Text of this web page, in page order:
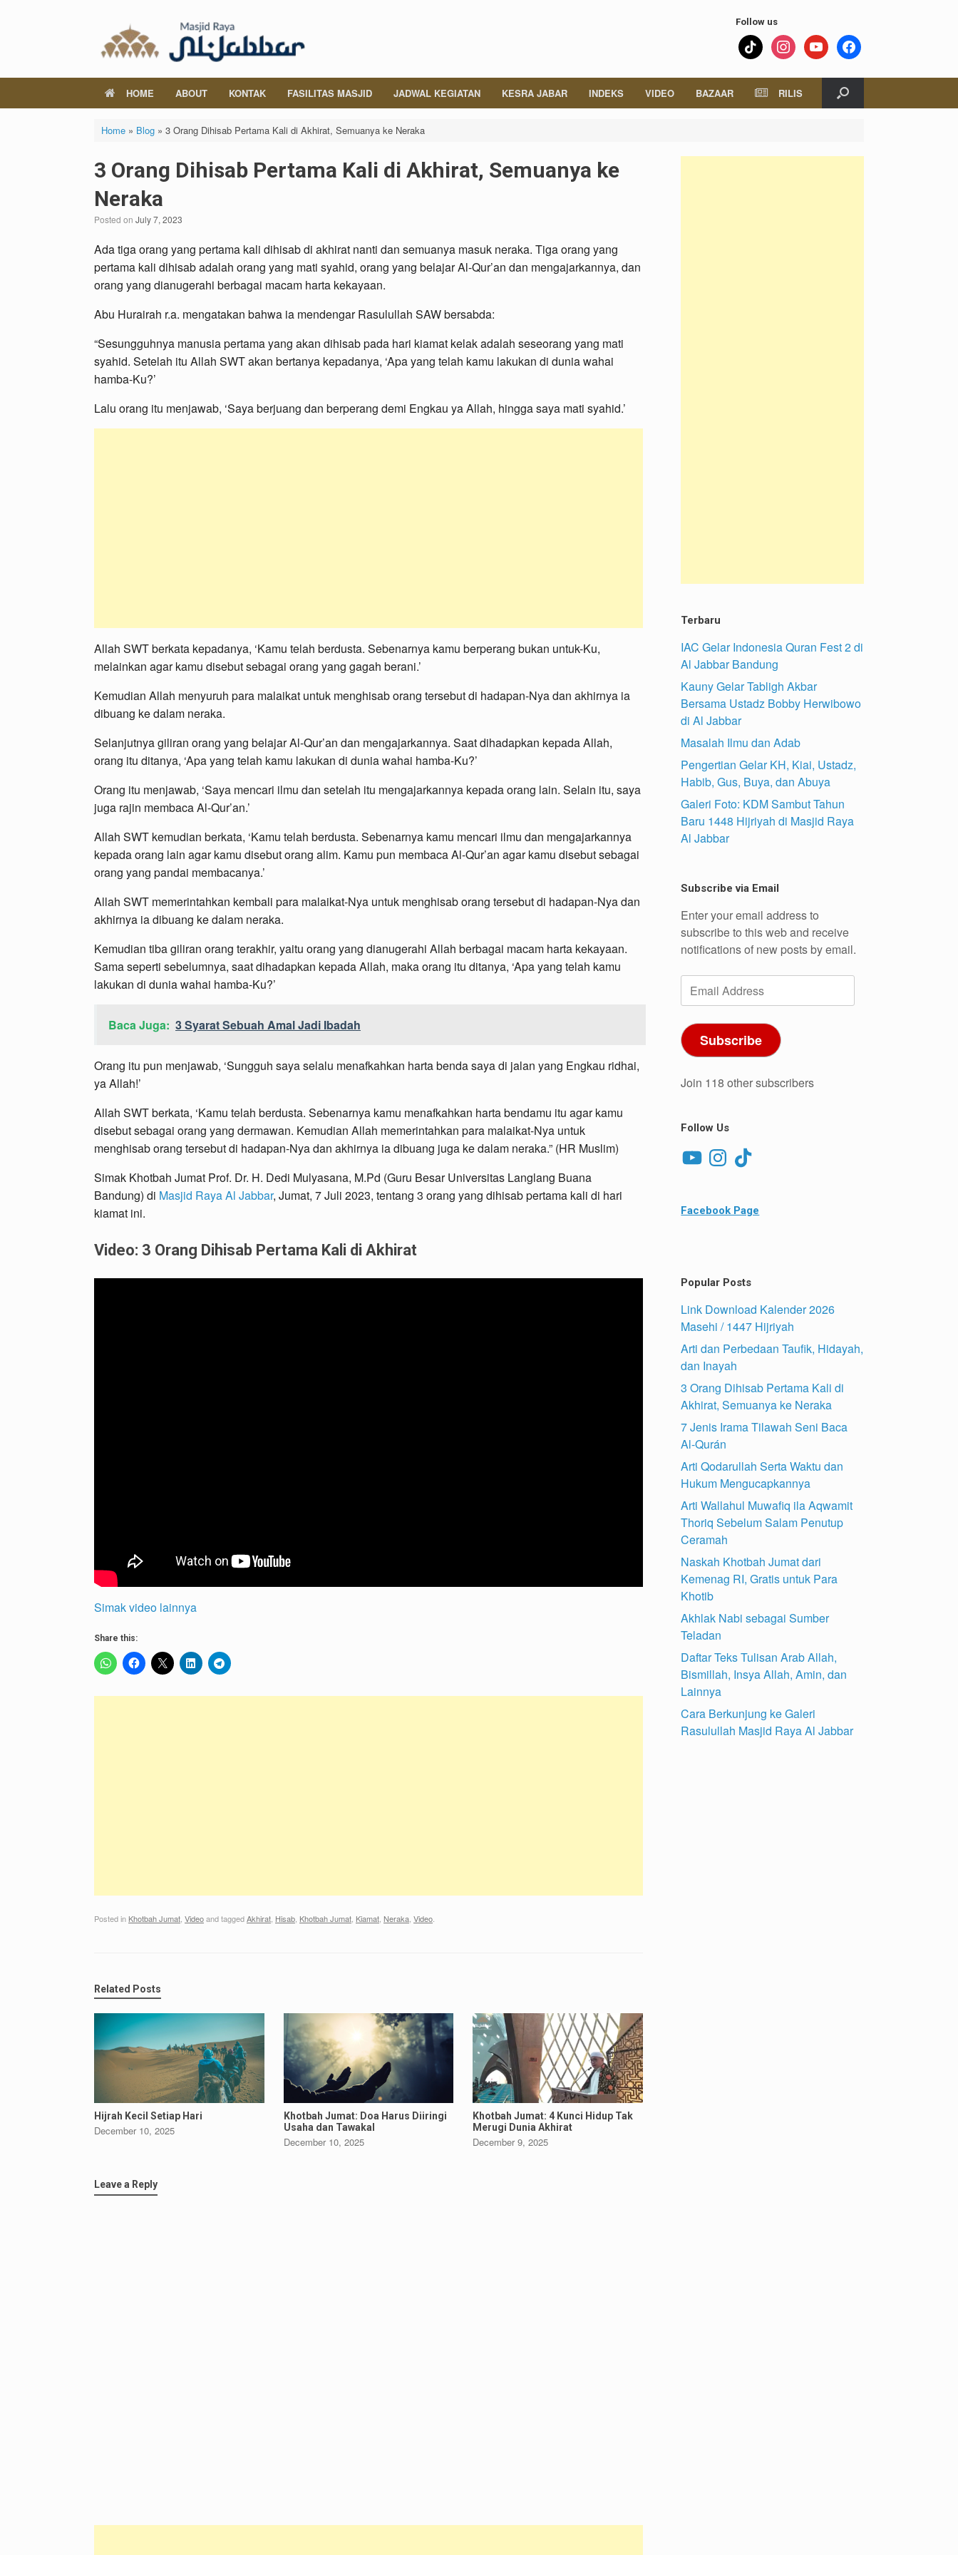
Follow us
tiktok instagramyoutube facebook
HOME ABOUT KONTAK FASILITAS MASJID JADWAL KEGIATAN KESRA JABAR INDEKS VIDEO BAZAAR RILIS
Home» Blog» 3 Orang Dihisab Pertama Kali di Akhirat, Semuanya ke Neraka
3 Orang Dihisab Pertama Kali di Akhirat, Semuanya ke
Neraka
Posted on July 7, 2023
Ada tiga orang yang pertama kali dihisab di akhirat nanti dan semuanya masuk neraka. Tiga orang yang
pertama kali dihisab adalah orang yang mati syahid, orang yang belajar Al-Qur’an dan mengajarkannya, dan
orang yang dianugerahi berbagai macam harta kekayaan.
Abu Hurairah r.a. mengatakan bahwa ia mendengar Rasulullah SAW bersabda:
“Sesungguhnya manusia pertama yang akan dihisab pada hari kiamat kelak adalah seseorang yang mati
syahid. Setelah itu Allah SWT akan bertanya kepadanya, ‘Apa yang telah kamu lakukan di dunia wahai
hamba-Ku?’
Lalu orang itu menjawab, ‘Saya berjuang dan berperang demi Engkau ya Allah, hingga saya mati syahid.’
Allah SWT berkata kepadanya, ‘Kamu telah berdusta. Sebenarnya kamu berperang bukan untuk-Ku,
melainkan agar kamu disebut sebagai orang yang gagah berani.’
Kemudian Allah menyuruh para malaikat untuk menghisab orang tersebut di hadapan-Nya dan akhirnya ia
dibuang ke dalam neraka.
Selanjutnya giliran orang yang belajar Al-Qur’an dan mengajarkannya. Saat dihadapkan kepada Allah,
orang itu ditanya, ‘Apa yang telah kamu lakukan di dunia wahai hamba-Ku?’
Orang itu menjawab, ‘Saya mencari ilmu dan setelah itu mengajarkannya kepada orang lain. Selain itu, saya
juga rajin membaca Al-Qur’an.’
Allah SWT kemudian berkata, ‘Kamu telah berdusta. Sebenarnya kamu mencari ilmu dan mengajarkannya
kepada orang lain agar kamu disebut orang alim. Kamu pun membaca Al-Qur’an agar kamu disebut sebagai
orang yang pandai membacanya.’
Allah SWT memerintahkan kembali para malaikat-Nya untuk menghisab orang tersebut di hadapan-Nya dan
akhirnya ia dibuang ke dalam neraka.
Kemudian tiba giliran orang terakhir, yaitu orang yang dianugerahi Allah berbagai macam harta kekayaan.
Sama seperti sebelumnya, saat dihadapkan kepada Allah, maka orang itu ditanya, ‘Apa yang telah kamu
lakukan di dunia wahai hamba-Ku?’
Baca Juga: 3 Syarat Sebuah Amal Jadi Ibadah
Orang itu pun menjawab, ‘Sungguh saya selalu menafkahkan harta benda saya di jalan yang Engkau ridhai,
ya Allah!’
Allah SWT berkata, ‘Kamu telah berdusta. Sebenarnya kamu menafkahkan harta bendamu itu agar kamu
disebut sebagai orang yang dermawan. Kemudian Allah memerintahkan para malaikat-Nya untuk
menghisab orang tersebut di hadapan-Nya dan akhirnya ia dibuang juga ke dalam neraka.” (HR Muslim)
Simak Khotbah Jumat Prof. Dr. H. Dedi Mulyasana, M.Pd (Guru Besar Universitas Langlang Buana
Bandung) di Masjid Raya Al Jabbar, Jumat, 7 Juli 2023, tentang 3 orang yang dihisab pertama kali di hari
kiamat ini.
Video: 3 Orang Dihisab Pertama Kali di Akhirat
Simak video lainnya
Share this:
Posted in Khotbah Jumat Videoand taggedAkhirat Hisab Khotbah Jumat Kiamat Neraka Video
Related Posts
Hijrah Kecil Setiap Hari
December 10, 2025
Khotbah Jumat: Doa Harus Diiringi
Usaha dan Tawakal
December 10, 2025
Khotbah Jumat: 4 Kunci Hidup Tak
Merugi Dunia Akhirat
December 9, 2025
Leave a Reply
Terbaru
IAC Gelar Indonesia Quran Fest 2 di
Al Jabbar Bandung
Kauny Gelar Tabligh Akbar
Bersama Ustadz Bobby Herwibowo
di Al Jabbar
Masalah Ilmu dan Adab
Pengertian Gelar KH, Kiai, Ustadz,
Habib, Gus, Buya, dan Abuya
Galeri Foto: KDM Sambut Tahun
Baru 1448 Hijriyah di Masjid Raya
Al Jabbar
Subscribe via Email
Enter your email address to
subscribe to this web and receive
notifications of new posts by email.
Address
Subscribe
Join 118 other subscribers
Follow Us
YouTubeInstagram
TikTok
Facebook Page
Popular Posts
Link Download Kalender 2026
Masehi / 1447 Hijriyah
Arti dan Perbedaan Taufik, Hidayah,
dan Inayah
3 Orang Dihisab Pertama Kali di
Akhirat, Semuanya ke Neraka
7 Jenis Irama Tilawah Seni Baca
Al-Qurán
Arti Qodarullah Serta Waktu dan
Hukum Mengucapkannya
Arti Wallahul Muwafiq ila Aqwamit
Thoriq Sebelum Salam Penutup
Ceramah
Naskah Khotbah Jumat dari
Kemenag RI, Gratis untuk Para
Khotib
Akhlak Nabi sebagai Sumber
Teladan
Daftar Teks Tulisan Arab Allah,
Bismillah, Insya Allah, Amin, dan
Lainnya
Cara Berkunjung ke Galeri
Rasulullah Masjid Raya Al Jabbar